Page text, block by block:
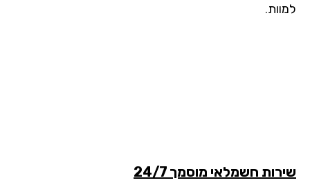
חשמלאי מוסמך 24/7